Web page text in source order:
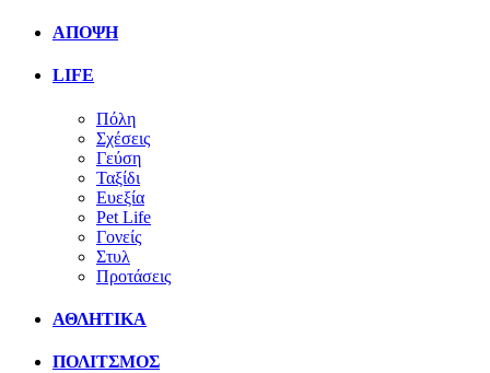
ΑΠΟΨΗ
LIFE
Πόλη
Σχέσεις
Γεύση
Ταξίδι
Ευεξία
Pet Life
Γονείς
Στυλ
Προτάσεις
ΑΘΛΗΤΙΚΑ
ΠΟΛΙΤΣΜΟΣ